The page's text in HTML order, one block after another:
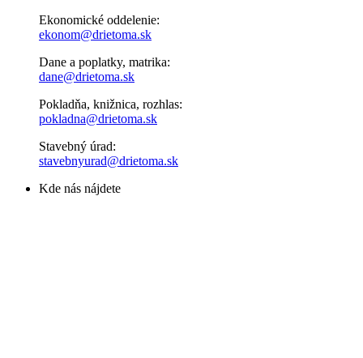
Ekonomické oddelenie:
ekonom@drietoma.sk
Dane a poplatky, matrika:
dane@drietoma.sk
Pokladňa, knižnica, rozhlas:
pokladna@drietoma.sk
Stavebný úrad:
stavebnyurad@drietoma.sk
Kde nás nájdete